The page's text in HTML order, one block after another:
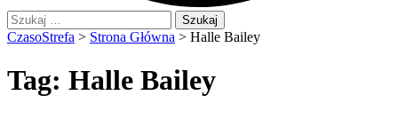
Szukaj:
CzasoStrefa > Strona Główna > Halle Bailey
Tag: Halle Bailey